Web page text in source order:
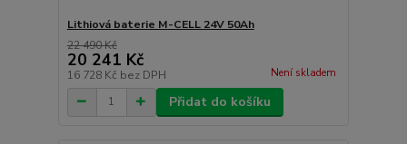
Lithiová baterie M-CELL 24V 50Ah
22 490 Kč
20 241 Kč
16 728 Kč bez DPH Není skladem
Přidat do košíku